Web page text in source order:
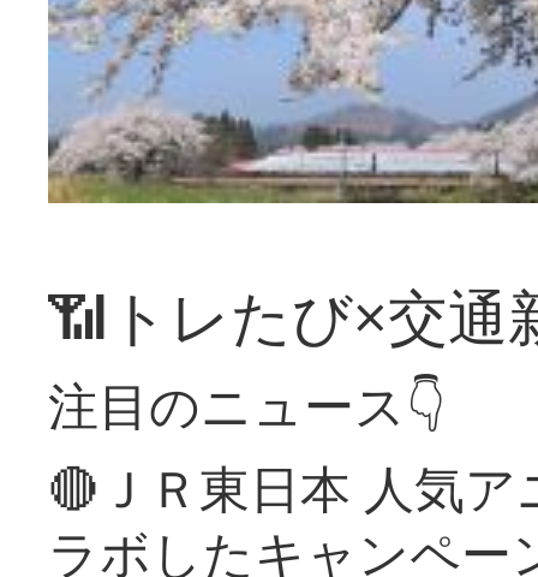
📶トレたび×交通
注目のニュース👇
🔴ＪＲ東日本 人気
ラボしたキャンペー